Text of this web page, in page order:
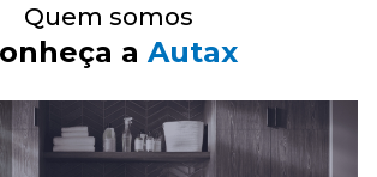
Quem somos
a Autax